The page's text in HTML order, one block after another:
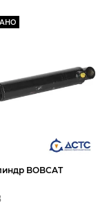
BOBCAT